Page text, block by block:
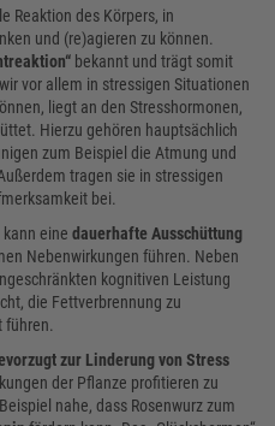
Reaktion des Körpers, in
und (re)agieren zu können.
bekannt und trägt somit
vor allem in stressigen Situationen
liegt an den Stresshormonen,
Hierzu gehören hauptsächlich
zum Beispiel die Atmung und
tragen sie in stressigen
bei.
kann eine dauerhafte Ausschüttung
Nebenwirkungen führen. Neben
kognitiven Leistung
die Fettverbrennung zu
führen.
zur Linderung von Stress
der Pflanze profitieren zu
nahe, dass Rosenwurz zum